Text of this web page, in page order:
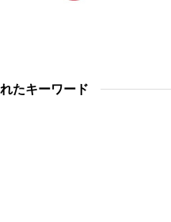
たキーワード